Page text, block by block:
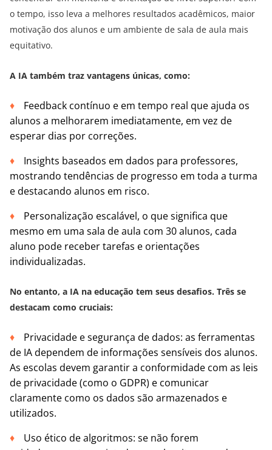
o tempo, isso leva a melhores resultados acadêmicos, maior
motivação dos alunos e um ambiente de sala de aula mais
equitativo.
A IA também traz vantagens únicas, como:
Feedback contínuo e em tempo real que ajuda os
alunos a melhorarem imediatamente, em vez de
esperar dias por correções.
Insights baseados em dados para professores,
mostrando tendências de progresso em toda a turma
e destacando alunos em risco.
Personalização escalável, o que significa que
mesmo em uma sala de aula com 30 alunos, cada
aluno pode receber tarefas e orientações
individualizadas.
No entanto, a IA na educação tem seus desafios. Três se
destacam como cruciais:
Privacidade e segurança de dados: as ferramentas
de IA dependem de informações sensíveis dos alunos.
As escolas devem garantir a conformidade com as leis
de privacidade (como o GDPR) e comunicar
claramente como os dados são armazenados e
utilizados.
Uso ético de algoritmos: se não forem